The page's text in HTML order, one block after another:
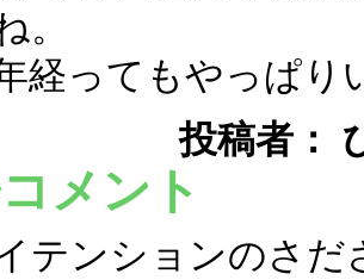
。
経ってもやっぱり
投稿者：
メント
テンションのさだ